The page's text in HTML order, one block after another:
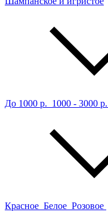
До 1000 р. 1000 - 3000 р.
Красное Белое Розовое